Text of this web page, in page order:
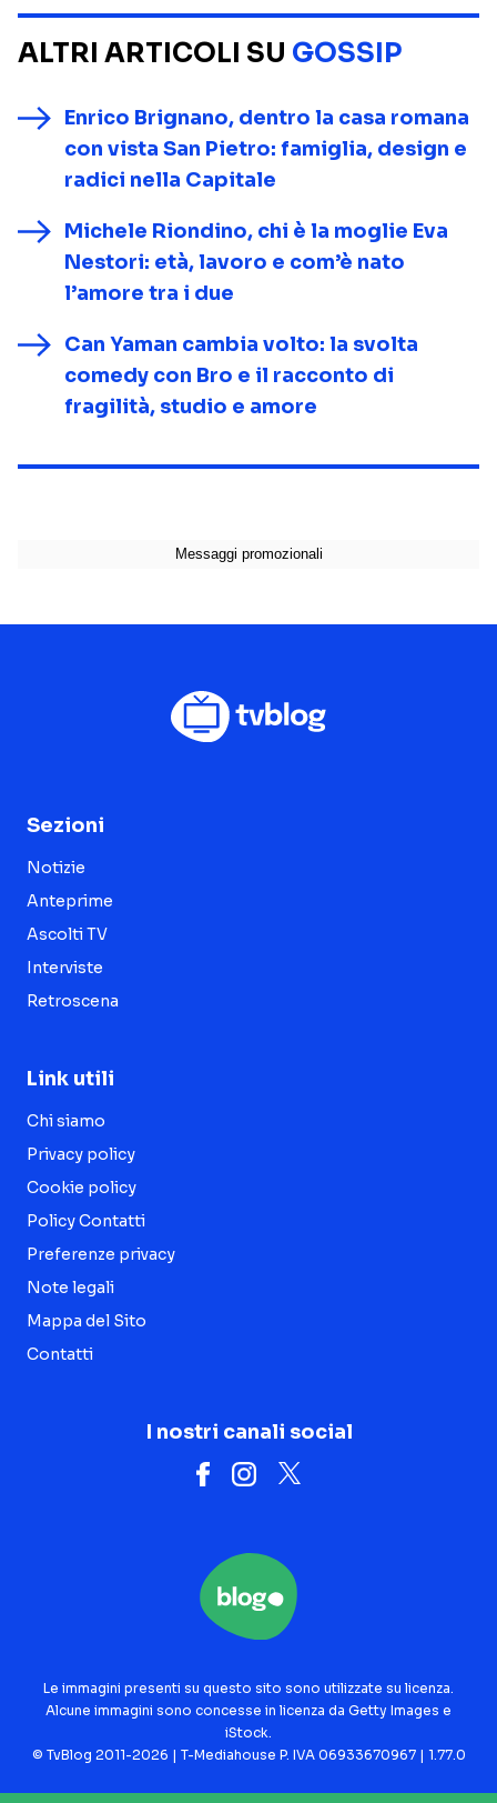
ALTRI ARTICOLI SU GOSSIP
Enrico Brignano, dentro la casa romana
con vista San Pietro: famiglia, design e
radici nella Capitale
Michele Riondino, chi è la moglie Eva
Nestori: età, lavoro e com’è nato
l’amore tra i due
Can Yaman cambia volto: la svolta
comedy con Bro e il racconto di
fragilità, studio e amore
Sezioni
Notizie
Anteprime
Ascolti TV
Interviste
Retroscena
Link utili
Chi siamo
Privacy policy
Cookie policy
Policy Contatti
Preferenze privacy
Note legali
Mappa del Sito
Contatti
I nostri canali social
Le immagini presenti su questo sito sono utilizzate su licenza.
Alcune immagini sono concesse in licenza da Getty Images e
iStock.
© TvBlog 2011-2026 | T-Mediahouse P. IVA 06933670967 | 1.77.0